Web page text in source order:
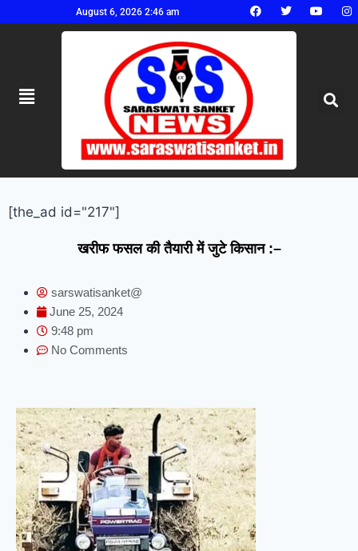
August 6, 2026 2:46 am
[the_ad id="217"]
खरीफ फसल की तैयारी में जुटे किसान :–
sarswatisanket@
June 25, 2024
9:48 pm
No Comments